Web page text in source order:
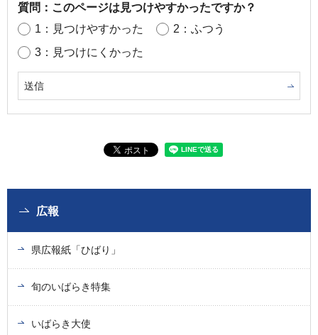
質問：このページは見つけやすかったですか？
1：見つけやすかった
2：ふつう
3：見つけにくかった
広報
県広報紙「ひばり」
旬のいばらき特集
いばらき大使